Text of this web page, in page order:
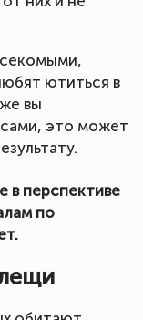
ютиться в
вы
сами, это может
в перспективе
по